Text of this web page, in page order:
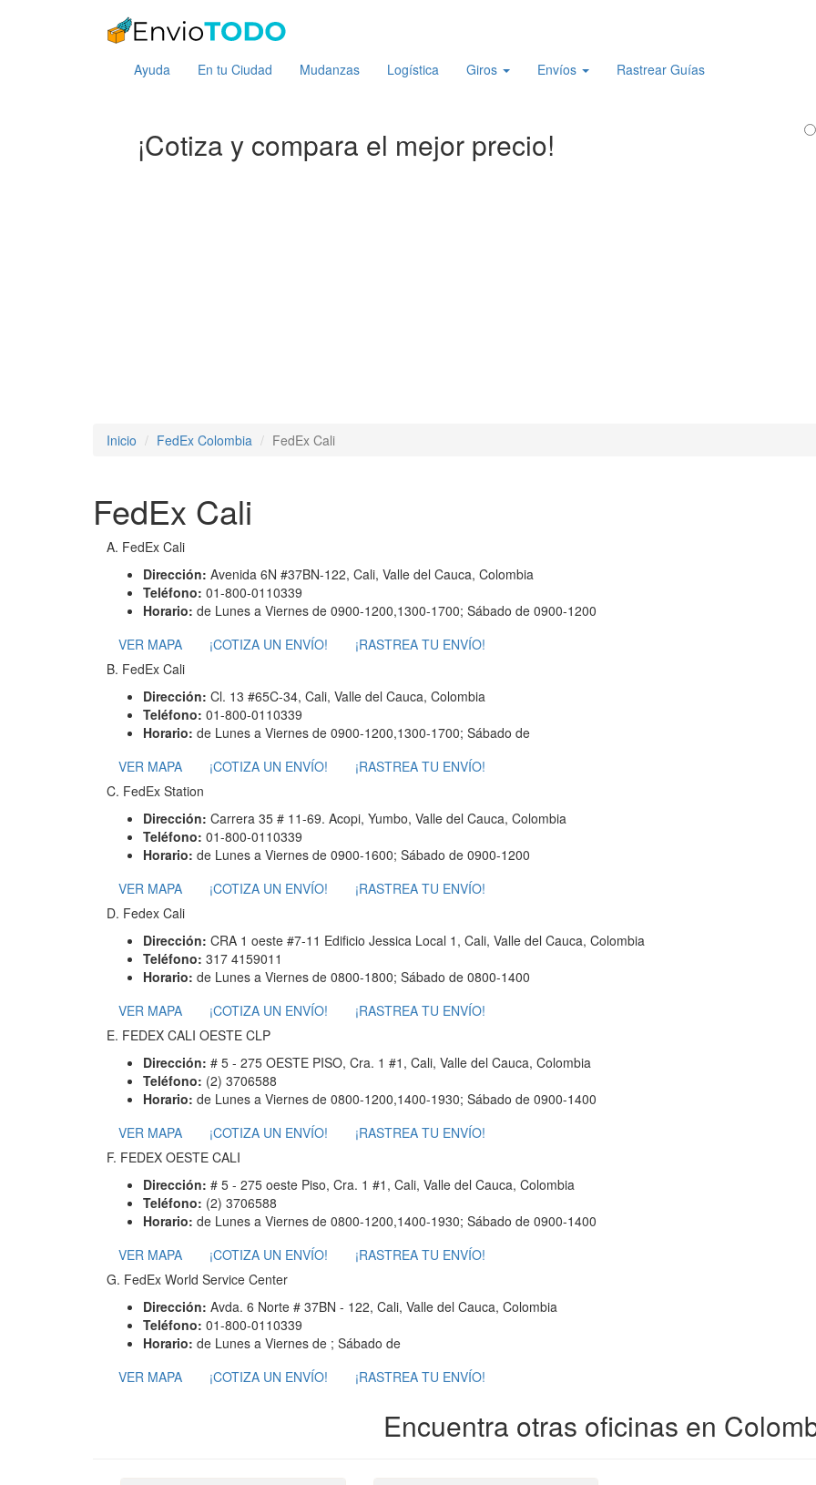
Ayuda En tu Ciudad Mudanzas Logística Giros Envíos Rastrear Guías
¡Cotiza y compara el mejor precio!
Inicio FedEx Colombia FedEx Cali
FedEx Cali
A. FedEx Cali
Dirección: Avenida 6N #37BN-122, Cali, Valle del Cauca, Colombia
Teléfono: 01-800-0110339
Horario: de Lunes a Viernes de 0900-1200,1300-1700; Sábado de 0900-1200
VER MAPA
¡COTIZA UN ENVÍO!
¡RASTREA TU ENVÍO!
B. FedEx Cali
Dirección: Cl. 13 #65C-34, Cali, Valle del Cauca, Colombia
Teléfono: 01-800-0110339
Horario: de Lunes a Viernes de 0900-1200,1300-1700; Sábado de
VER MAPA
¡COTIZA UN ENVÍO!
¡RASTREA TU ENVÍO!
C. FedEx Station
Dirección: Carrera 35 # 11-69. Acopi, Yumbo, Valle del Cauca, Colombia
Teléfono: 01-800-0110339
Horario: de Lunes a Viernes de 0900-1600; Sábado de 0900-1200
VER MAPA
¡COTIZA UN ENVÍO!
¡RASTREA TU ENVÍO!
D. Fedex Cali
Dirección: CRA 1 oeste #7-11 Edificio Jessica Local 1, Cali, Valle del Cauca, Colombia
Teléfono: 317 4159011
Horario: de Lunes a Viernes de 0800-1800; Sábado de 0800-1400
VER MAPA
¡COTIZA UN ENVÍO!
¡RASTREA TU ENVÍO!
E. FEDEX CALI OESTE CLP
Dirección: # 5 - 275 OESTE PISO, Cra. 1 #1, Cali, Valle del Cauca, Colombia
Teléfono: (2) 3706588
Horario: de Lunes a Viernes de 0800-1200,1400-1930; Sábado de 0900-1400
VER MAPA
¡COTIZA UN ENVÍO!
¡RASTREA TU ENVÍO!
F. FEDEX OESTE CALI
Dirección: # 5 - 275 oeste Piso, Cra. 1 #1, Cali, Valle del Cauca, Colombia
Teléfono: (2) 3706588
Horario: de Lunes a Viernes de 0800-1200,1400-1930; Sábado de 0900-1400
VER MAPA
¡COTIZA UN ENVÍO!
¡RASTREA TU ENVÍO!
G. FedEx World Service Center
Dirección: Avda. 6 Norte # 37BN - 122, Cali, Valle del Cauca, Colombia
Teléfono: 01-800-0110339
Horario: de Lunes a Viernes de ; Sábado de
VER MAPA
¡COTIZA UN ENVÍO! ¡RASTREA TU ENVÍO!
Encuentra otras oficinas en